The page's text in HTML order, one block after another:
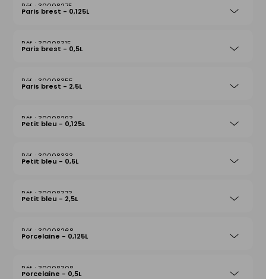
30008275
Paris brest - 0,125L
30008315
Paris brest - 0,5L
30008355
Paris brest - 2,5L
30008293
Petit bleu - 0,125L
30008333
Petit bleu - 0,5L
30008373
Petit bleu - 2,5L
30008268
Porcelaine - 0,125L
30008308
Porcelaine - 0,5L